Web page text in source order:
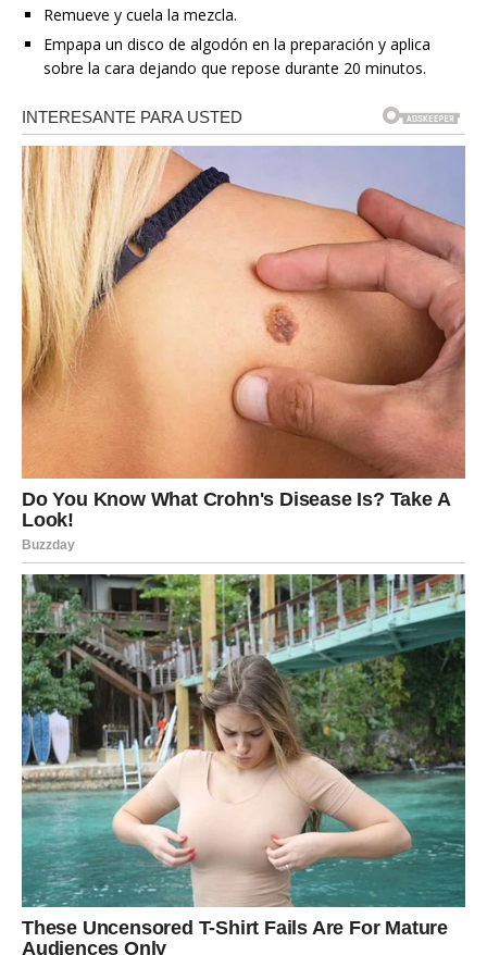
Remueve y cuela la mezcla.
Empapa un disco de algodón en la preparación y aplica
sobre la cara dejando que repose durante 20 minutos.